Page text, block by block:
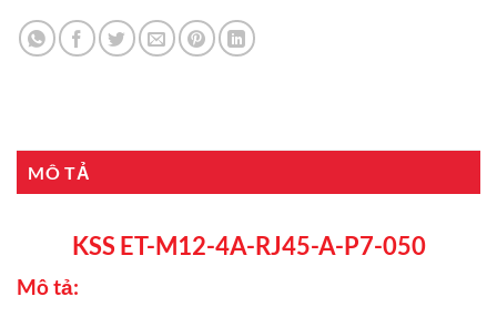
MÔ TẢ
KSS ET-M12-4A-RJ45-A-P7-050
Mô tả: